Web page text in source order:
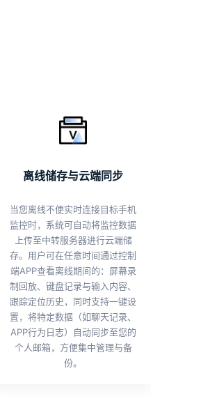
离线储存与云端同步
当您离线不便实时连接目标手机
监控时，系统可自动将监控数据
上传至中转服务器进行云端储
存。用户可在任意时间通过控制
端APP查看离线期间的：屏幕录
制回放、键盘记录与输入内容、
跟踪定位历史，同时支持一键设
置，将特定数据（如聊天记录、
APP行为日志）自动同步至您的
个人邮箱，方便集中管理与备
份。